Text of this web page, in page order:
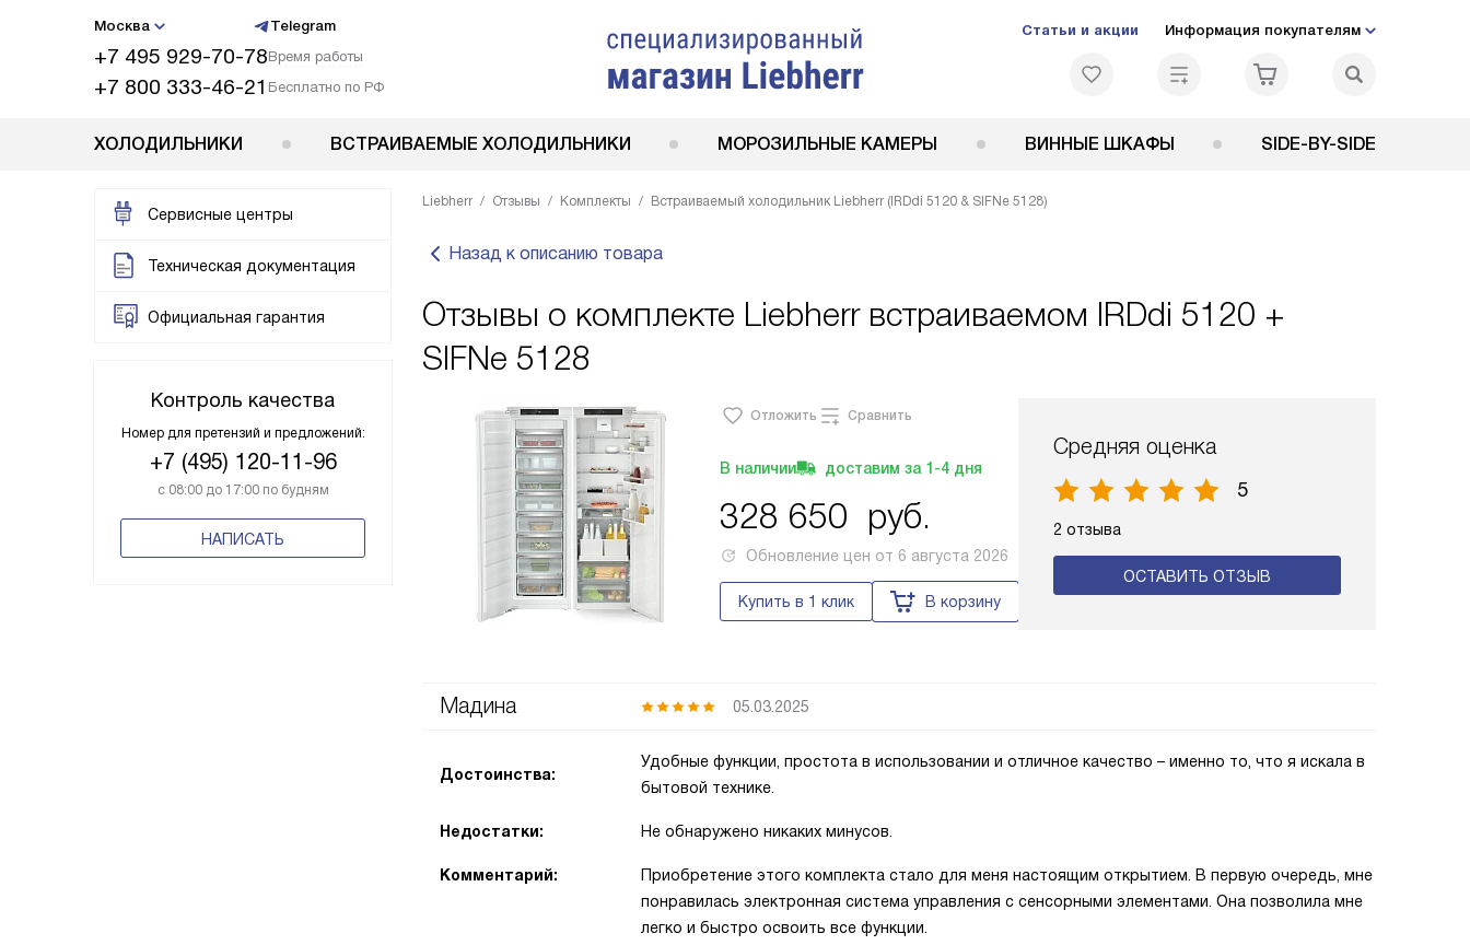
Москва Telegram
+7 495 929-70-78Время работы
+7 800 333-46-21 Бесплатно по РФ
Статьи и акции Информация покупателям
ХОЛОДИЛЬНИКИ ВСТРАИВАЕМЫЕ ХОЛОДИЛЬНИКИ МОРОЗИЛЬНЫЕ КАМЕРЫ ВИННЫЕ ШКАФЫ SIDE-BY-SIDE
Сервисные центры
Техническая документация
Официальная гарантия
Контроль качества
Номер для претензий и предложений:
+7 (495) 120-11-96
с 08:00 до 17:00 по будням
НАПИСАТЬ
Liebherr Отзывы Комплекты Встраиваемый холодильник Liebherr (IRDdi 5120 & SIFNe 5128)
Назад к описанию товара
Отзывы о комплекте Liebherr встраиваемом IRDdi 5120 +
SIFNe 5128
Отложить Сравнить
В наличии доставим за 1-4 дня
328 650 руб.
Обновление цен от 6 августа 2026
Купить в 1 клик В корзину
Средняя оценка
5
2 отзыва
ОСТАВИТЬ ОТЗЫВ
Мадина 05.03.2025
Достоинства:
Удобные функции, простота в использовании и отличное качество – именно то, что я искала в
бытовой технике.
Недостатки: Не обнаружено никаких минусов.
Комментарий:
Приобретение этого комплекта стало для меня настоящим открытием. В первую очередь, мне
понравилась электронная система управления с сенсорными элементами. Она позволила мне
легко и быстро освоить все функции.